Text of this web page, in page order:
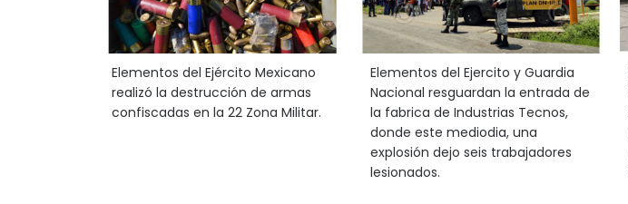
Elementos del Ejército Mexicano
realizó la destrucción de armas
confiscadas en la 22 Zona Militar.
Elementos del Ejercito y Guardia
Nacional resguardan la entrada de
la fabrica de Industrias Tecnos,
donde este mediodia, una
explosión dejo seis trabajadores
lesionados.